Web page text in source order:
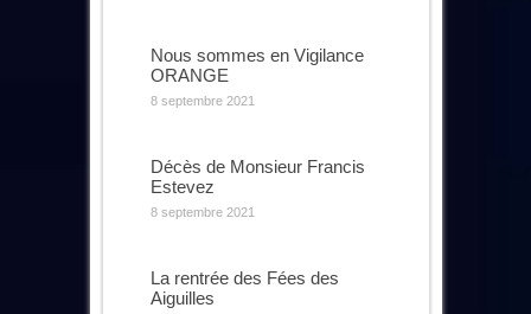
Nous sommes en Vigilance
ORANGE
8 septembre 2021
Décès de Monsieur Francis
Estevez
8 septembre 2021
La rentrée des Fées des
Aiguilles